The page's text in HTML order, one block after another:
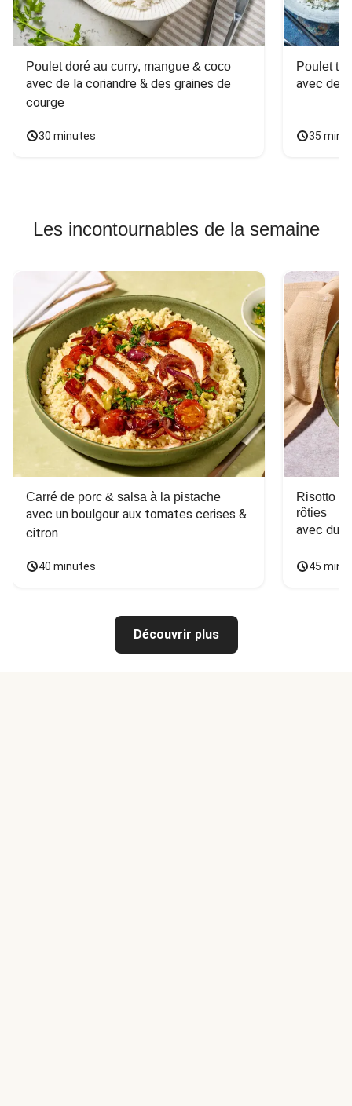
Poulet doré au curry, mangue & coco
avec de la coriandre & des graines de
courge
30 minutes
Poulet
avec des
35
Les incontournables de la semaine
Carré de porc & salsa à la pistache
avec un boulgour aux tomates cerises &
citron
40 minutes
Risotto
rôties
avec du
45
Découvrir plus